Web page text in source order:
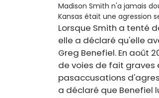
Madison Smith n'a jamais
Kansas était une agression
Lorsque Smith a tenté
elle a déclaré qu'elle
Greg Benefiel. En août
de voies de fait graves
pasaccusations
a déclaré que Benefiel